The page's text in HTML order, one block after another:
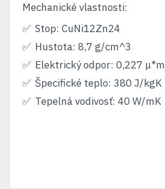
Mechanické vlastnosti:
Stop: CuNi12Zn24
Hustota: 8,7 g/cm^3
Elektrický odpor: 0,227 μ*m
Špecifické teplo: 380 J/kgK
Tepelná vodivosť: 40 W/mK